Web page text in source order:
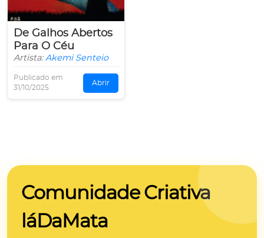
De Galhos Abertos
Para O Céu
Artista: Akemi Senteio
Publicado em
31/10/2025
Abrir
Comunidade Criativa
láDaMata